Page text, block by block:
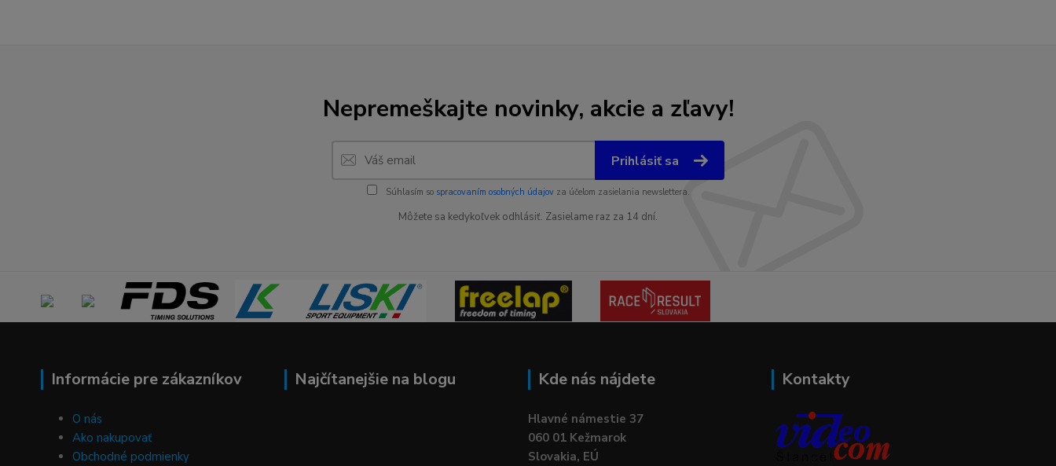
Nepremeškajte novinky, akcie a zľavy!
Prihlásiť sa
Súhlasím so spracovaním osobných údajovza účelom zasielania newslettera.
Môžete sa kedykoľvek odhlásiť. Zasielame raz za 14 dní.
Informácie pre zákazníkov
O nás
Ako nakupovať
Obchodné podmienky
Najčítanejšie na blogu Kde nás nájdete
Hlavné námestie 37
060 01 Kežmarok
Slovakia, EÚ
Kontakty